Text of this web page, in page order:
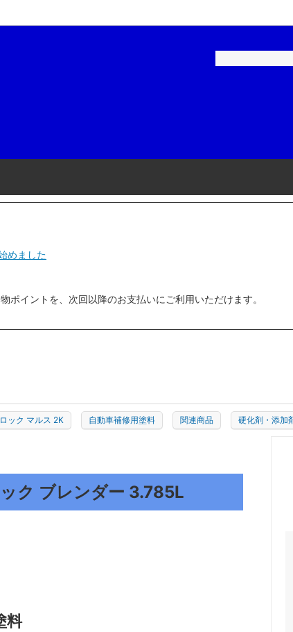
ル 和信化学工業
KTC(京都機械工具)
ロック商事
ア
MIARCO
めました
イントを、次回以降のお支払いにご利用いただけます。
ック マルス 2K 自動車補修用塗料 関連商品 硬化剤・添加
ク ブレンダー 3.785L
料